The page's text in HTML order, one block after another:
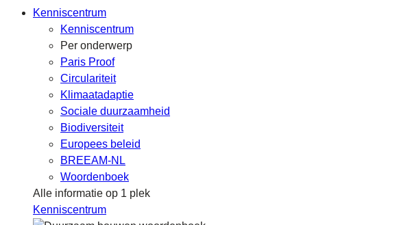
Kenniscentrum
Kenniscentrum
Per onderwerp
Paris Proof
Circulariteit
Klimaatadaptie
Sociale duurzaamheid
Biodiversiteit
Europees beleid
BREEAM-NL
Woordenboek
Alle informatie op 1 plek
Kenniscentrum